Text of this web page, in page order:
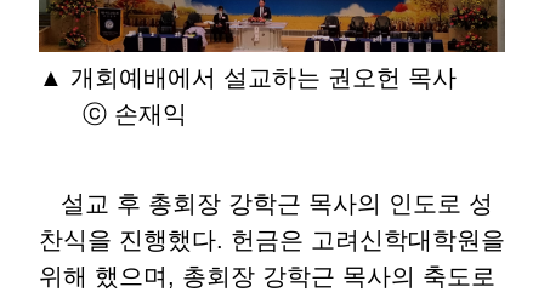
▲ 개회예배에서 설교하는 권오헌 목사
ⓒ 손재익
설교 후 총회장 강학근 목사의 인도로 성
찬식을 진행했다. 헌금은 고려신학대학원을
위해 했으며, 총회장 강학근 목사의 축도로